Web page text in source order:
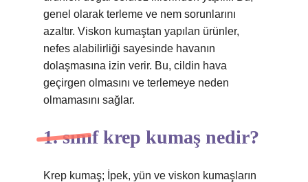
genel olarak terleme ve nem sorunlarını
azaltır. Viskon kumaştan yapılan ürünler,
nefes alabilirliği sayesinde havanın
dolaşmasına izin verir. Bu, cildin hava
geçirgen olmasını ve terlemeye neden
olmamasını sağlar.
1. sınıf krep kumaş nedir?
Krep kumaş; İpek, yün ve viskon kumaşların